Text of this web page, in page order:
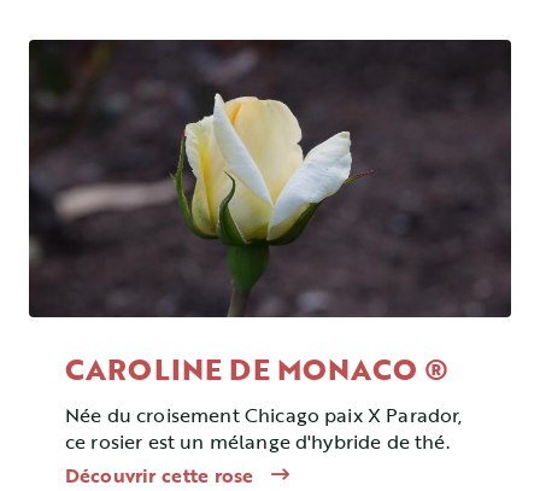
CAROLINE DE MONACO ®
Née du croisement Chicago paix X Parador,
ce rosier est un mélange d'hybride de thé.
Découvrir cette rose